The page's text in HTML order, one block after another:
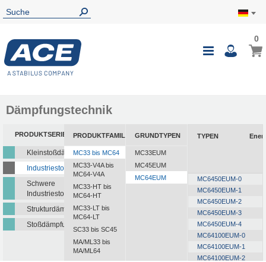
00
Dämpfungstechnik
PRODUKTSERIEN
Kleinstoßdämpfer
Industriestoßdämpfer
Schwere
Industriestoßdämpfer
Strukturdämpfer
Stoßdämpfungsplatten
PRODUKTFAMILIEN
MC33 bis MC64
MC33-V4A bis
MC64-V4A
MC33-HT bis
MC64-HT
MC33-LT bis
MC64-LT
SC33 bis SC45
MA/ML33 bis
MA/ML64
GRUNDTYPEN
MC33EUM
MC45EUM
MC64EUM
TYPEN
MC6450EUM-0
MC6450EUM-1
MC6450EUM-2
MC6450EUM-3
MC6450EUM-4
MC64100EUM-0
MC64100EUM-1
MC64100EUM-2